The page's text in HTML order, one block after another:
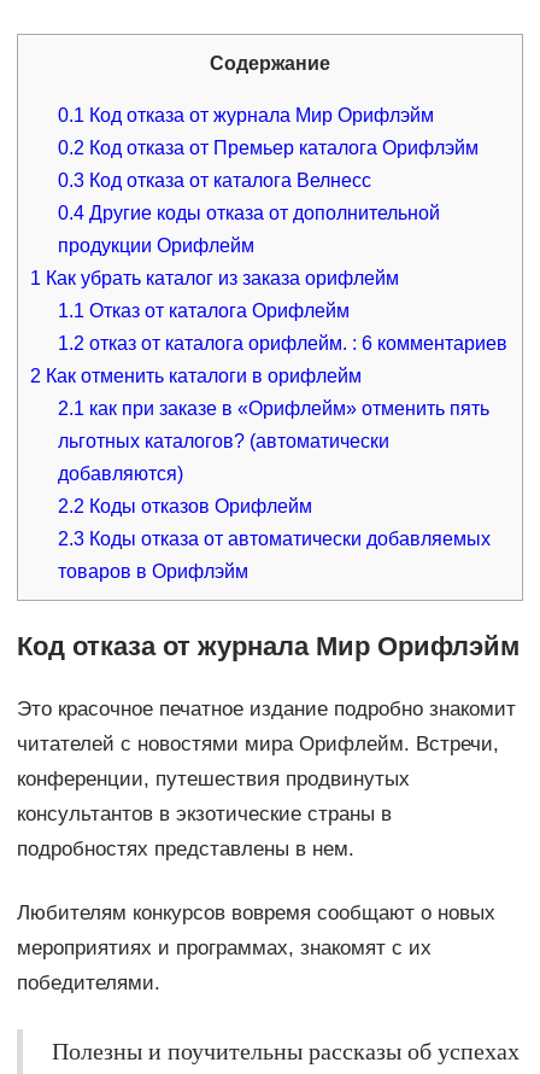
Содержание
0.1 Код отказа от журнала Мир Орифлэйм
0.2 Код отказа от Премьер каталога Орифлэйм
0.3 Код отказа от каталога Велнесс
0.4 Другие коды отказа от дополнительной
продукции Орифлейм
1 Как убрать каталог из заказа орифлейм
1.1 Отказ от каталога Орифлейм
1.2 отказ от каталога орифлейм. : 6 комментариев
2 Как отменить каталоги в орифлейм
2.1 как при заказе в «Орифлейм» отменить пять
льготных каталогов? (автоматически
добавляются)
2.2 Коды отказов Орифлейм
2.3 Коды отказа от автоматически добавляемых
товаров в Орифлэйм
Код отказа от журнала Мир Орифлэйм
Это красочное печатное издание подробно знакомит
читателей с новостями мира Орифлейм. Встречи,
конференции, путешествия продвинутых
консультантов в экзотические страны в
подробностях представлены в нем.
Любителям конкурсов вовремя сообщают о новых
мероприятиях и программах, знакомят с их
победителями.
Полезны и поучительны рассказы об успехах